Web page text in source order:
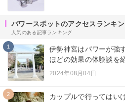
パワースポットのアクセスランキ
人気のある記事ランキング
1
伊勢神宮はパワーが強
ほどの効果の体験談を
2024年08月04日
2
カップルで行ってはい